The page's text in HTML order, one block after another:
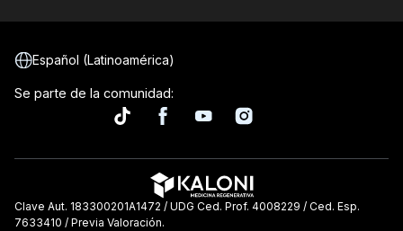
Español (Latinoamérica)
Se parte de la comunidad:
Clave Aut. 183300201A1472 / UDG Ced. Prof. 4008229 / Ced. Esp.
7633410 / Previa Valoración.